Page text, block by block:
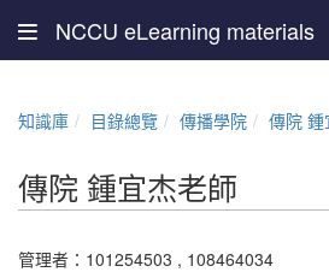
NCCU eLearning materials
知識庫 目錄總覽 傳播學院 傳院
傳院 鍾宜杰老師
管理者： 101254503 , 108464034